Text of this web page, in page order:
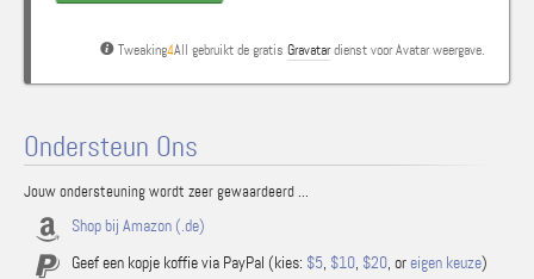
Tweaking4All gebruikt de gratis Gravatardienst voor Avatar weergave.
Ondersteun Ons
Jouw ondersteuning wordt zeer gewaardeerd ...
Shop bij Amazon (.de)
Geef een kopje koffie via PayPal (kies: $5, $10, $20, or eigen keuze)